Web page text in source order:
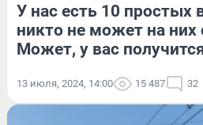
У нас есть 10 простых
никто не может на них
Может, у вас
13 июля, 2024, 14:00 15 487 32